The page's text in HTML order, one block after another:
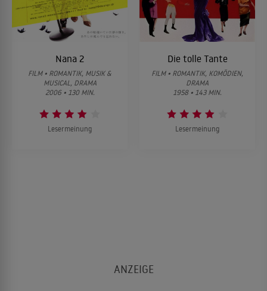
Nana 2
FILM • ROMANTIK, MUSIK &
MUSICAL, DRAMA
2006 • 130 MIN.
Lesermeinung
Die tolle Tante
FILM • ROMANTIK, KOMÖDIEN,
DRAMA
1958 • 143 MIN.
Lesermeinung